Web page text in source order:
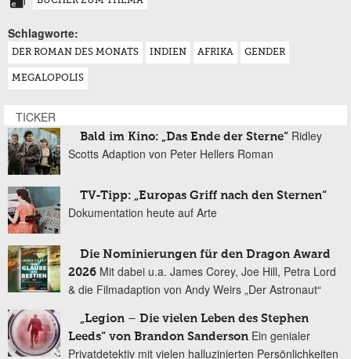
Schlagworte:
DER ROMAN DES MONATS INDIEN AFRIKA GENDER
MEGALOPOLIS
TICKER
Bald im Kino: „Das Ende der Sterne“ Ridley
Scotts Adaption von Peter Hellers Roman
TV-Tipp: „Europas Griff nach den Sternen“
Dokumentation heute auf Arte
Die Nominierungen für den Dragon Award
2026 Mit dabei u.a. James Corey, Joe Hill, Petra Lord
& die Filmadaption von Andy Weirs „Der Astronaut“
„Legion – Die vielen Leben des Stephen
Leeds“ von Brandon Sanderson Ein genialer
Privatdetektiv mit vielen halluzinierten Persönlichkeiten